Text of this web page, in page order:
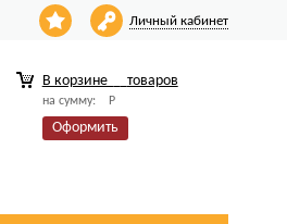
Личный кабинет
В корзине товаров
на сумму: Р
Оформить